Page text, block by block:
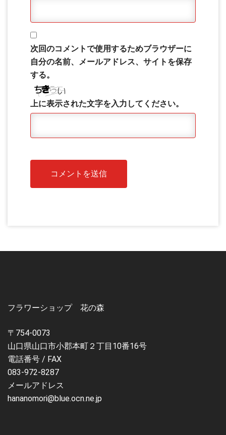
次回のコメントで使用するためブラウザーに
自分の名前、メールアドレス、サイトを保存
する。
上に表示された文字を入力してください。
フラワーショップ 花の森
〒754-0073
山口県山口市小郡本町２丁目10番16号
電話番号 / FAX
083-972-8287
メールアドレス
hananomori@blue.ocn.ne.jp